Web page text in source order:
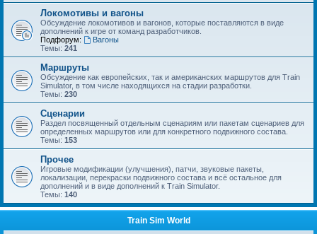
Локомотивы и вагоны
Обсуждение локомотивов и вагонов, которые поставляются в виде
дополнений к игре от команд разработчиков.
Подфорум:
Вагоны
Темы: 241
Маршруты
Обсуждение как европейских, так и американских маршрутов для Train
Simulator, в том числе находящихся на стадии разработки.
Темы: 230
Сценарии
Раздел посвященный отдельным сценариям или пакетам сценариев для
определенных маршрутов или для конкретного подвижного состава.
Темы: 153
Прочее
Игровые модификации (улучшения), патчи, звуковые пакеты,
локализации, перекраски подвижного состава и всё остальное для
дополнений и в виде дополнений к Train Simulator.
Темы: 140
Train Sim World